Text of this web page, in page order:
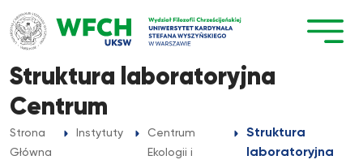
Przejdź
do
treści
Struktura laboratoryjna
Centrum
Strona
Główna
Instytuty
Centrum
Ekologii i
Struktura
laboratoryjna